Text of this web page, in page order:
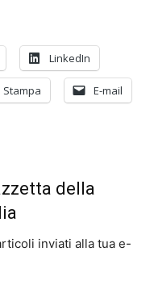
LinkedIn
Stampa E-mail
della
inviati alla tua e-